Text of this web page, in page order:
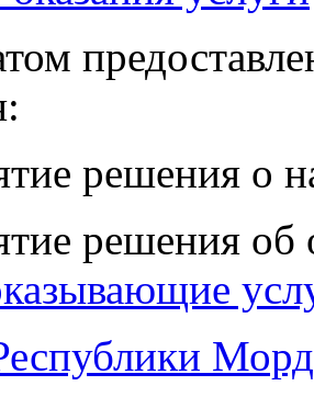
решения о
решения об